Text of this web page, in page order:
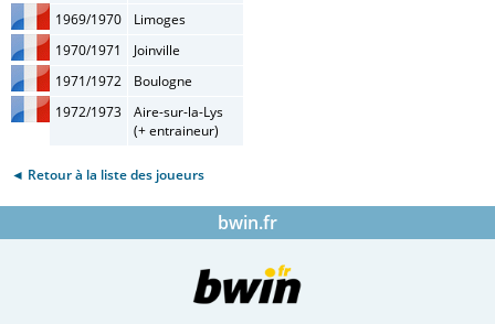
1969/1970
Limoges
1970/1971
Joinville
1971/1972
Boulogne
1972/1973
Aire-sur-la-Lys
(+ entraineur)
◄ Retour à la liste des joueurs
bwin.fr